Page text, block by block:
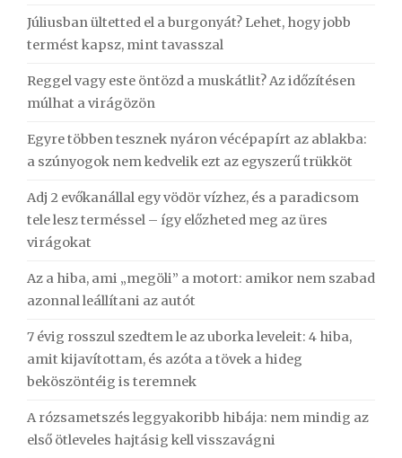
Júliusban ültetted el a burgonyát? Lehet, hogy jobb
termést kapsz, mint tavasszal
Reggel vagy este öntözd a muskátlit? Az időzítésen
múlhat a virágözön
Egyre többen tesznek nyáron vécépapírt az ablakba:
a szúnyogok nem kedvelik ezt az egyszerű trükköt
Adj 2 evőkanállal egy vödör vízhez, és a paradicsom
tele lesz terméssel – így előzheted meg az üres
virágokat
Az a hiba, ami „megöli” a motort: amikor nem szabad
azonnal leállítani az autót
7 évig rosszul szedtem le az uborka leveleit: 4 hiba,
amit kijavítottam, és azóta a tövek a hideg
beköszöntéig is teremnek
A rózsametszés leggyakoribb hibája: nem mindig az
első ötleveles hajtásig kell visszavágni